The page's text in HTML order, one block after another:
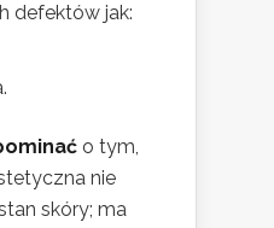
defektów jak:
o tym,
nie
skóry; ma